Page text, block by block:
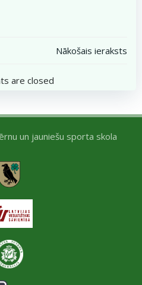
navigation
Nākošais ieraksts
are closed
un jauniešu sporta skola